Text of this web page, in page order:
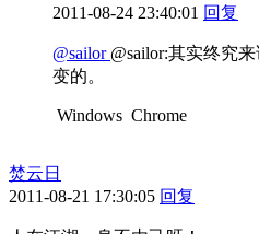
2011-08-24 23:40:01 回复
@sailor @sailor:其实终究
变的。
Windows Chrome
焚云日
2011-08-21 17:30:05 回复